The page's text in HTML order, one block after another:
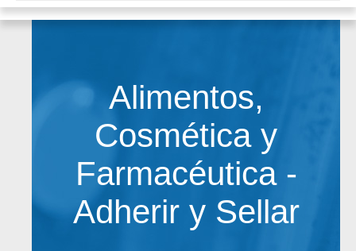
Alimentos,
Cosmética y
Farmacéutica -
Adherir y Sellar